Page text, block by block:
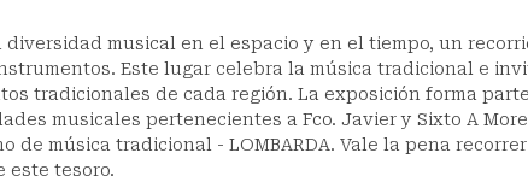
diversidad musical en el espacio y en el tiempo, un
Este lugar celebra la música tradicional e
tradicionales de cada región. La exposición forma
musicales pertenecientes a Fco. Javier y Sixto A
música tradicional - LOMBARDA. Vale la pena
este tesoro.